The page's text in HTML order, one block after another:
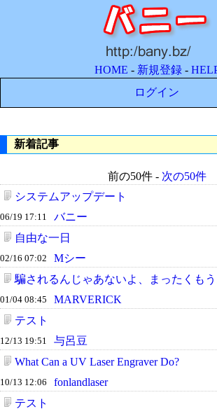
HOME - 新規登録-
ログイン
新着記事
前の50件 - 次の50件
システムアップデート
06/19 17:11
バニー
自由な一日
02/16 07:02
Mシー
騙されるんじゃあないよ、まったくもう
01/04 08:45
MARVERICK
テスト
12/13 19:51
与呂豆
What Can a UV Laser Engraver Do?
10/13 12:06
fonlandlaser
テスト